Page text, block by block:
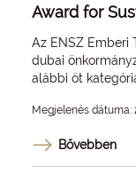
Award for
Az ENSZ Emberi
dubai
alábbi öt
Megjelenés dátuma:
Bővebben